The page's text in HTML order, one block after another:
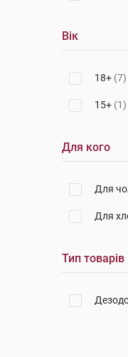
Вік
18+ (7)
15+ (1)
Для кого
Для
Для
Тип товарів